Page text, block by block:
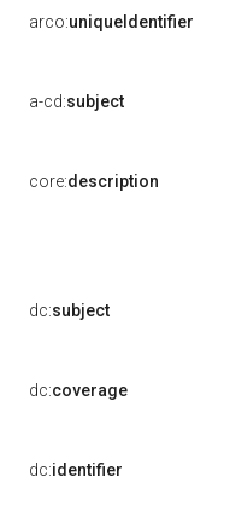
arco:uniqueIdentifier
a-cd:subject
core:description
dc:subject
dc:coverage
dc:identifier